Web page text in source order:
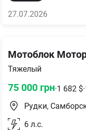
27.07.2026
Мотоблок
Тяжелый
75 000 грн·1 682 $·
Рудки,
6 л.с.